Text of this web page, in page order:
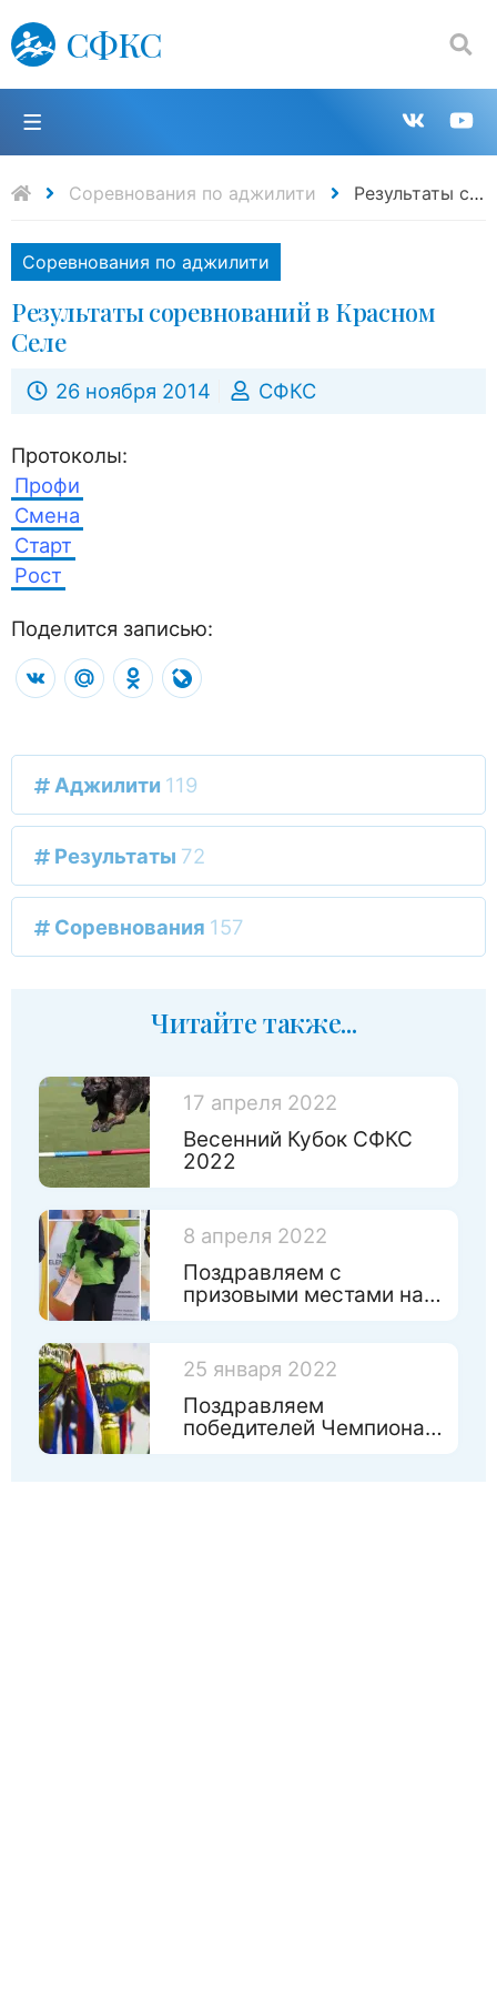
СФКС
Поиск:
в
Соревнования по аджилити Результаты соревнований в Красном Селе
Соревнования по аджилити
Результаты соревнований в Красном
Селе
26 ноября 2014 СФКС
Протоколы:
Профи
Смена
Старт
Рост
Поделится записью:
VK Mail.RuOdnoklassniki
Аджилити 119
Результаты 72
Соревнования 157
Читайте также...
17 апреля 2022
Весенний Кубок СФКС
2022
8 апреля 2022
Поздравляем с
призовыми местами на
25 января 2022
Поздравляем
победителей Чемпионата